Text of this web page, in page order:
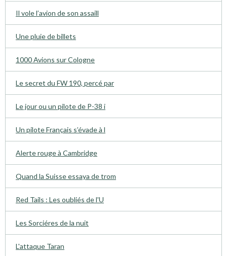
Il vole l’avion de son assaill
Une pluie de billets
1000 Avions sur Cologne
Le secret du FW 190, percé par
Le jour ou un pilote de P-38 i
Un pilote Français s’évade à l
Alerte rouge à Cambridge
Quand la Suisse essaya de trom
Red Tails : Les oubliés de l'U
Les Sorciéres de la nuit
L'attaque Taran